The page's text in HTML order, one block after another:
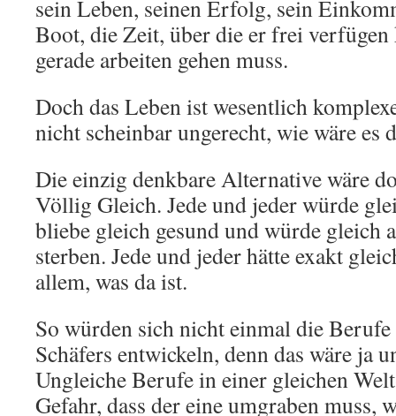
sein Leben, seinen Erfolg, sein
Boot, die Zeit, über die er frei verfügen
gerade arbeiten gehen muss.
Doch das Leben ist wesentlich
nicht scheinbar ungerecht, wie wäre es
Die einzig denkbare Alternative wäre
Völlig Gleich. Jede und jeder würde
bliebe gleich gesund und würde
sterben. Jede und jeder hätte exakt
allem, was da ist.
So würden sich nicht einmal die
Schäfers entwickeln, denn das wäre ja
Ungleiche Berufe in einer gleichen
Gefahr, dass der eine umgraben muss,